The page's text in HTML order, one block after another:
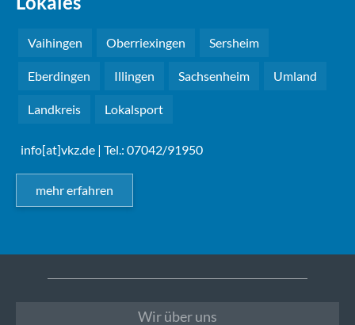
Vaihingen Oberriexingen Sersheim
Eberdingen Illingen Sachsenheim Umland
Landkreis Lokalsport
info[at]vkz.de | Tel.: 07042/91950
mehr erfahren
Wir über uns